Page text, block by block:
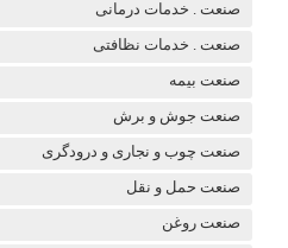
صنعت . خدمات درمانی
صنعت . خدمات نظافتی
صنعت بیمه
صنعت جوش و برش
صنعت چوب و نجاری و درودگری
صنعت حمل و نقل
صنعت روغن